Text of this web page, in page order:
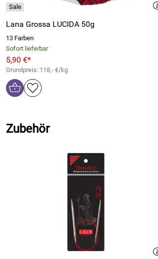
Lana Grossa LUCIDA 50g
13 Farben
Sofort lieferbar
5,90 €*
Grundpreis: 118,- €/kg
Zubehör